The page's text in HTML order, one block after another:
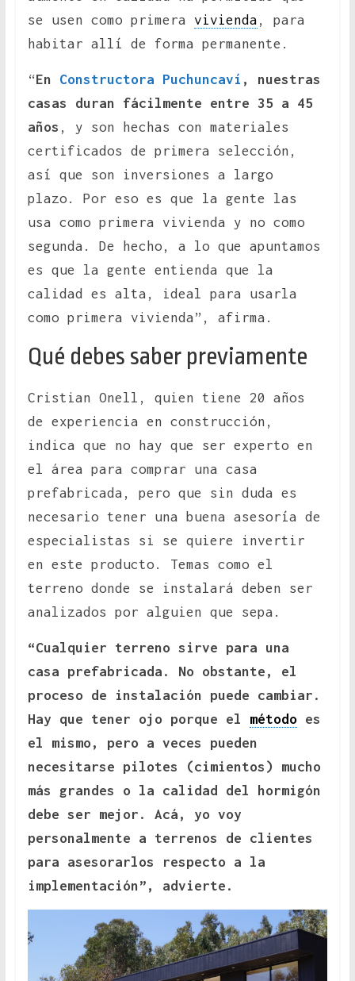
se usen como primera vivienda , para
habitar allí de forma permanente.
“En Constructora Puchuncaví , nuestras
casas duran fácilmente entre 35 a 45
años , y son hechas con materiales
certificados de primera selección,
así que son inversiones a largo
plazo. Por eso es que la gente las
usa como primera vivienda y no como
segunda. De hecho, a lo que apuntamos
es que la gente entienda que la
calidad es alta, ideal para usarla
como primera vivienda”, afirma.
Qué debes saber previamente
Cristian Onell, quien tiene 20 años
de experiencia en construcción,
indica que no hay que ser experto en
el área para comprar una casa
prefabricada, pero que sin duda es
necesario tener una buena asesoría de
especialistas si se quiere invertir
en este producto. Temas como el
terreno donde se instalará deben ser
analizados por alguien que sepa.
“Cualquier terreno sirve para una
casa prefabricada. No obstante, el
proceso de instalación puede cambiar.
Hay que tener ojo porque el métodoes
el mismo, pero a veces pueden
necesitarse pilotes (cimientos) mucho
más grandes o la calidad del hormigón
debe ser mejor. Acá, yo voy
personalmente a terrenos de clientes
para asesorarlos respecto a la
implementación”, advierte.